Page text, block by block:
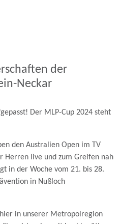
der
Neckar
Der MLP-Cup 2024 steht
den Australien Open im TV
Herren live und zum Greifen nah
in der Woche vom 21. bis 28.
in Nußloch
in unserer Metropolregion